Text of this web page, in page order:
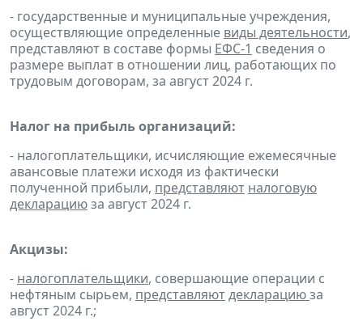
- государственные и муниципальные учреждения,
осуществляющие определенные виды деятельности,
представляют в составе формы ЕФС-1 сведения о
размере выплат в отношении лиц, работающих по
трудовым договорам, за август 2024 г.
Налог на прибыль организаций:
- налогоплательщики, исчисляющие ежемесячные
авансовые платежи исходя из фактически
полученной прибыли, представляют налоговую
декларациюза август 2024 г.
Акцизы:
- налогоплательщики, совершающие операции с
нефтяным сырьем, представляютдекларациюза
август 2024 г.;